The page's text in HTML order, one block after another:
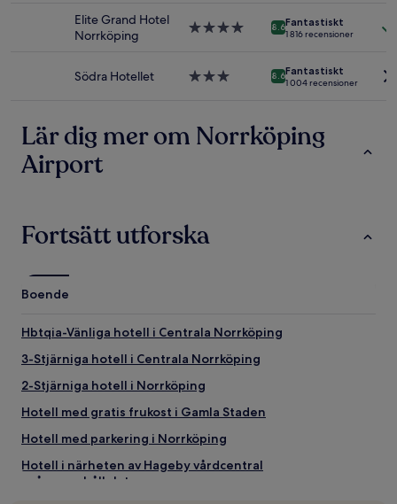
Elite Grand Hotel
Norrköping
4.0-
8.6Fantastiskt
1 816 recensioner
Södra Hotellet
3.0-
8.6Fantastiskt
1 004 recensioner
Lär dig mer om Norrköping
Airport
Fortsätt utforska
Boende
Hbtqia-Vänliga hotell i Centrala Norrköping
3-Stjärniga hotell i Centrala Norrköping
2-Stjärniga hotell i Norrköping
Hotell med gratis frukost i Gamla Staden
Hotell med parkering i Norrköping
Hotell i närheten av Hageby vårdcentral
spårvagnshållplats